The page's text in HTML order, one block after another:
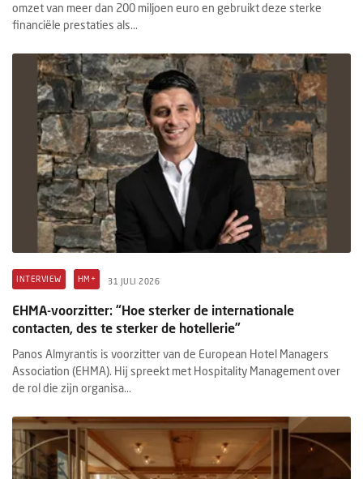
omzet van meer dan 200 miljoen euro en gebruikt deze sterke
financiële prestaties als...
INTERVIEW HM+ 31 JULI 2026
EHMA-voorzitter: “Hoe sterker de internationale
contacten, des te sterker de hotellerie”
Panos Almyrantis is voorzitter van de European Hotel Managers
Association (EHMA). Hij spreekt met Hospitality Management over
de rol die zijn organisa...